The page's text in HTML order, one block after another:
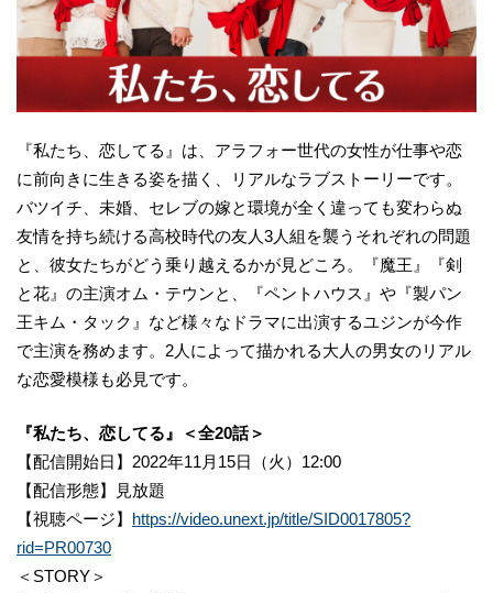
『私たち、恋してる』は、アラフォー世代の女性が仕事や恋
に前向きに生きる姿を描く、リアルなラブストーリーです。
バツイチ、未婚、セレブの嫁と環境が全く違っても変わらぬ
友情を持ち続ける高校時代の友人3人組を襲うそれぞれの問題
と、彼女たちがどう乗り越えるかが見どころ。『魔王』『剣
と花』の主演オム・テウンと、『ペントハウス』や『製パン
王キム・タック』など様々なドラマに出演するユジンが今作
で主演を務めます。2人によって描かれる大人の男女のリアル
な恋愛模様も必見です。
『私たち、恋してる』＜全20話＞
【配信開始日】2022年11月15日（火）12:00
【配信形態】見放題
【視聴ページ】 https://video.unext.jp/title/SID0017805?
rid=PR00730
＜STORY＞